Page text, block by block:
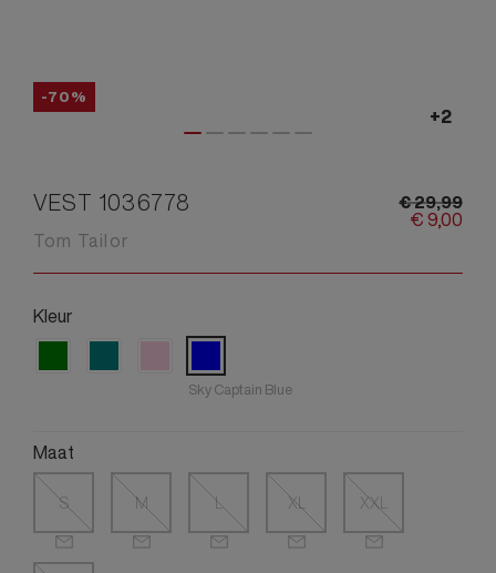
-70%
VEST 1036778
Tom Tailor
€29,99
€9,00
Kleur
Sky Captain Blue
Maat
S M L XL XXL